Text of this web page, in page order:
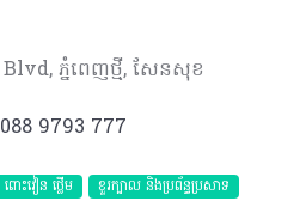
Blvd, ភ្នំពេញថ្មី, សែនសុខ
9793 777
ោះវៀន ថ្លើម
ខួរក្បាល និងប្រព័ន្ធប្រសាទ